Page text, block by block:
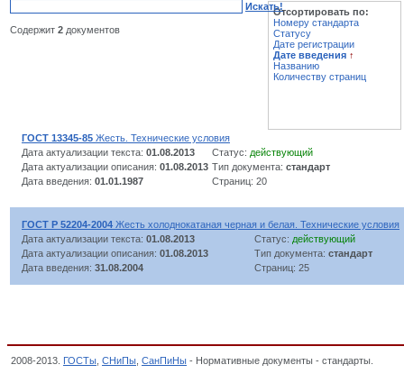
Искать!
Содержит 2 документов
Отсортировать по:
Номеру стандарта
Статусу
Дате регистрации
Дате введения ↑
Названию
Количеству страниц
ГОСТ 13345-85 Жесть. Технические условия
Дата актуализации текста: 01.08.2013 Статус: действующий
Дата актуализации описания: 01.08.2013 Тип документа: стандарт
Дата введения: 01.01.1987 Страниц: 20
ГОСТ Р 52204-2004 Жесть холоднокатаная черная и белая. Технические условия
Дата актуализации текста: 01.08.2013 Статус: действующий
Дата актуализации описания: 01.08.2013 Тип документа: стандарт
Дата введения: 31.08.2004 Страниц: 25
2008-2013. ГОСТы СНиПы СанПиНы - Нормативные документы - стандарты.